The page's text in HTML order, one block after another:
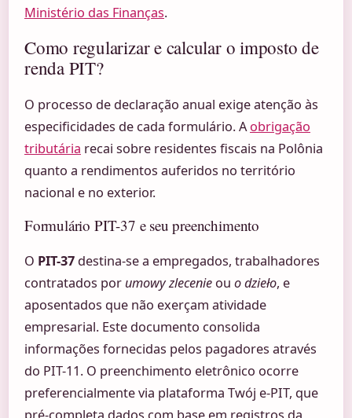
Ministério das Finanças.
Como regularizar e calcular o imposto de
renda PIT?
O processo de declaração anual exige atenção às
especificidades de cada formulário. Aobrigação
tributária recai sobre residentes fiscais na Polônia
quanto a rendimentos auferidos no território
nacional e no exterior.
Formulário PIT-37 e seu preenchimento
O PIT-37 destina-se a empregados, trabalhadores
contratados por umowy zlecenie ou o dzieło, e
aposentados que não exerçam atividade
empresarial. Este documento consolida
informações fornecidas pelos pagadores através
do PIT-11. O preenchimento eletrônico ocorre
preferencialmente via plataforma Twój e-PIT, que